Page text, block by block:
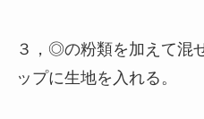
３，◎の粉類を加えて混
ップに生地を入れる。